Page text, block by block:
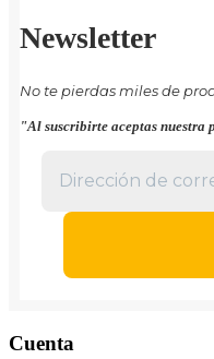
Newsletter
No te pierdas miles de
"Al suscribirte aceptas
Cuenta